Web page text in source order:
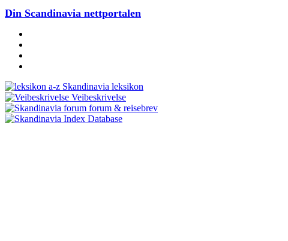
Din Scandinavia nettportalen
Skandinavia leksikon
Veibeskrivelse
forum & reisebrev
Database